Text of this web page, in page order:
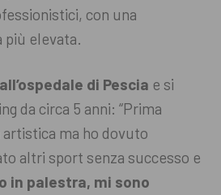
con una
più elevata.
di Pescia e si
da circa 5 anni: “Prima
artistica ma ho dovuto
altri sport senza successo e
in palestra, mi sono